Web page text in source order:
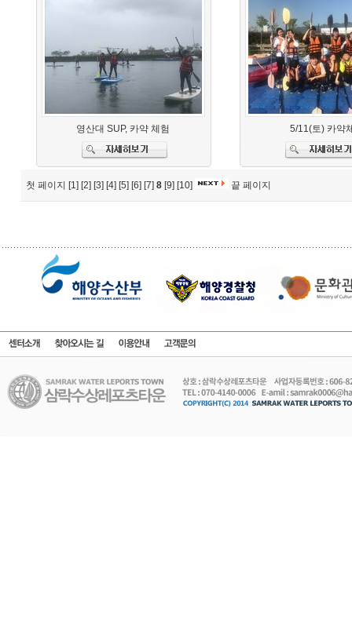
영산대 SUP, 카약 체험 5/11(토) 카약
첫 페이지 [1] [2] [3] [4] [5] [6] [7] 8 [9] [10] 끝 페이지